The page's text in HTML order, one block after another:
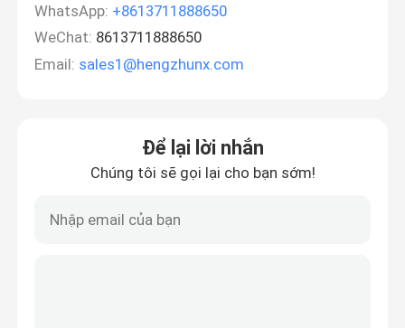
WhatsApp: +8613711888650
WeChat: 8613711888650
Email: sales1@hengzhunx.com
Để lại lời nhắn
Chúng tôi sẽ gọi lại cho bạn sớm!